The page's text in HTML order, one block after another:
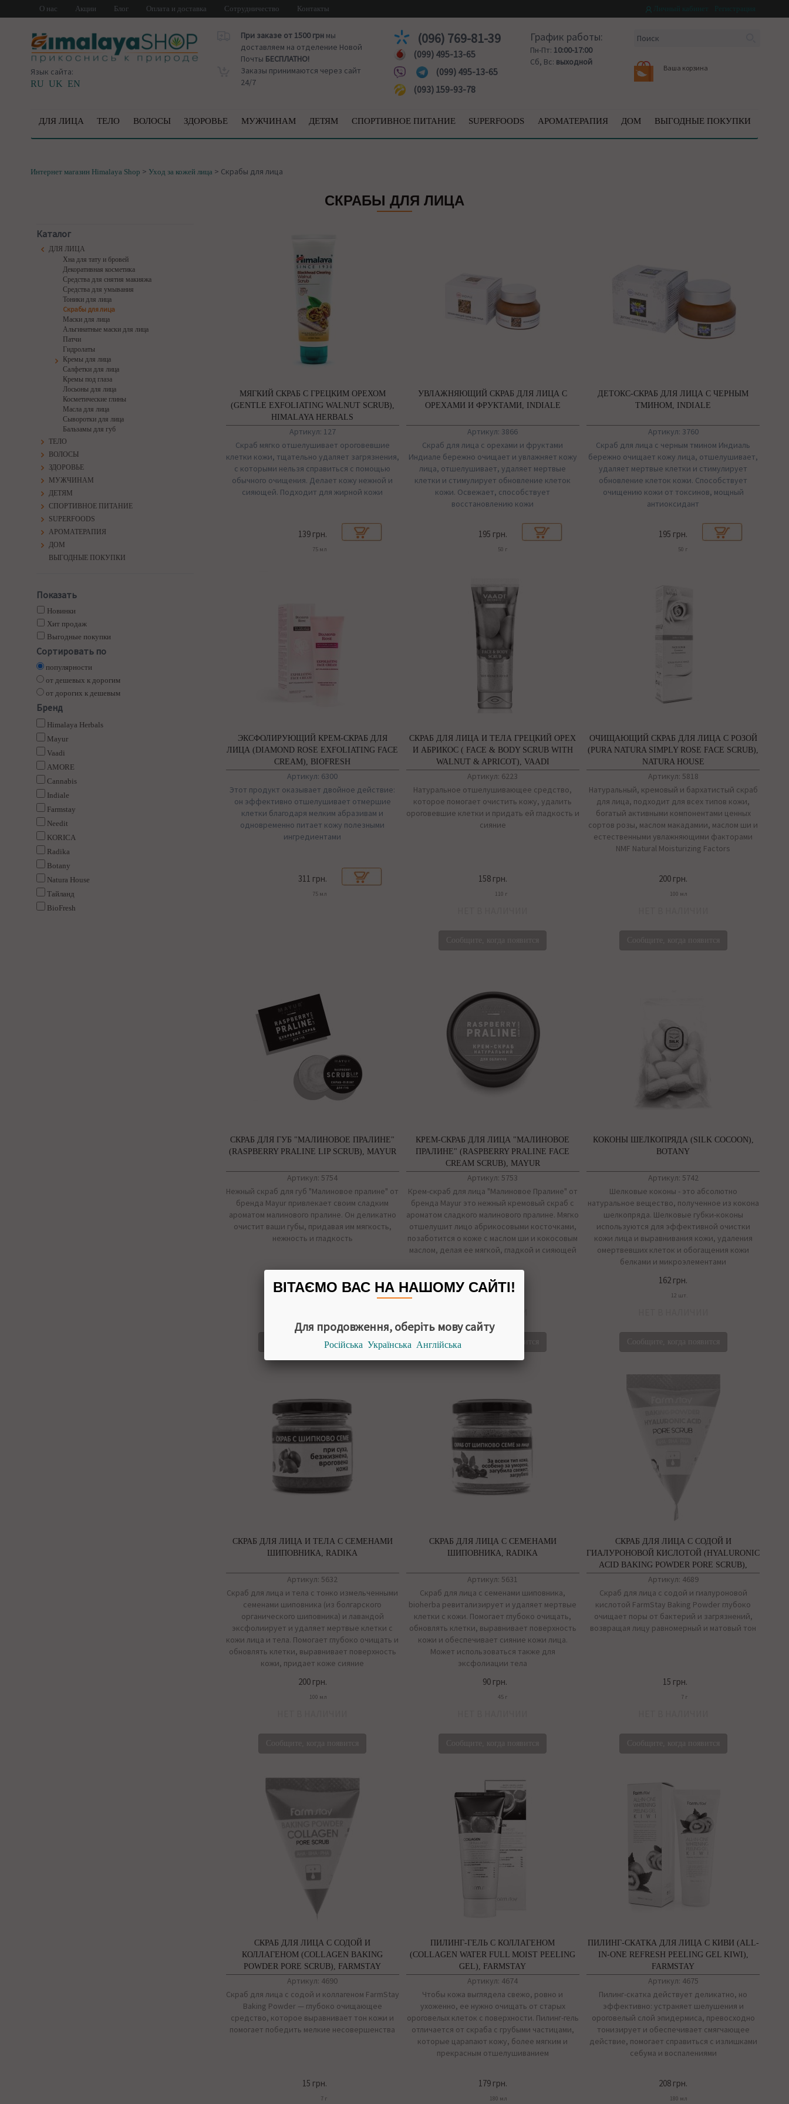
О нас Акции Блог Оплата и доставка Сотрудничество Контакты
Язык сайта:
RU UK EN
При заказе от 1500 грнмы
доставляем на отделение Новой
Почты БЕСПЛАТНО!
Заказы принимаются через сайт
24/7
(096) 769-81-39
(099) 495-13-65
(099) 495-13-65
(093) 159-93-78
График работы:
Пн-Пт: 10:00-17:00
Сб, Вс: выходной
Ваша корзина
ДЛЯ ЛИЦА ТЕЛО ВОЛОСЫ ЗДОРОВЬЕ МУЖЧИНАМ ДЕТЯМ СПОРТИВНОЕ ПИТАНИЕ SUPERFOODS АРОМАТЕРАПИЯ ДОМ ВЫГОДНЫЕ ПОКУПКИ
Интернет магазин Himalaya Shop > Уход за кожей лица > Скрабы для лица
СКРАБЫ ДЛЯ ЛИЦА
Каталог
ДЛЯ ЛИЦА
Хна для тату и бровей
Декоративная косметика
Средства для снятия макияжа
Средства для умывания
Тоники для лица
Скрабы для лица
Маски для лица
Альгинатные маски для лица
Патчи
Гидролаты
Кремы для лица
Салфетки для лица
Кремы под глаза
Лосьоны для лица
Косметические глины
Масла для лица
Сыворотки для лица
Бальзамы для губ
ТЕЛО
ВОЛОСЫ
ЗДОРОВЬЕ
МУЖЧИНАМ
ДЕТЯМ
СПОРТИВНОЕ ПИТАНИЕ
SUPERFOODS
АРОМАТЕРАПИЯ
ДОМ
ВЫГОДНЫЕ ПОКУПКИ
Показать
Новинки
Хит продаж
Выгодные покупки
Сортировать по
популярности
от дешевых к дорогим
от дорогих к дешевым
Бренд
Himalaya Herbals
Mayur
Vaadi
AMORE
Cannabis
Indiale
Farmstay
Needit
KORICA
Radika
Botany
Natura House
Тайланд
BioFresh
МЯГКИЙ СКРАБ С ГРЕЦКИМ ОРЕХОМ
(GENTLE EXFOLIATING WALNUT SCRUB),
HIMALAYA HERBALS
Артикул: 127
Скраб мягко отшелушивает ороговевшие
клетки кожи, тщательно удаляет загрязнения,
с которыми нельзя справиться с помощью
обычного очищения. Делает кожу нежной и
сияющей. Подходит для жирной кожи
139 грн.
75 мл
УВЛАЖНЯЮЩИЙ СКРАБ ДЛЯ ЛИЦА С
ОРЕХАМИ И ФРУКТАМИ, INDIALE
Артикул: 3866
Скраб для лица с орехами и фруктами
Индиале бережно очищает и увлажняет кожу
лица, отшелушивает, удаляет мертвые
клетки и стимулирует обновление клеток
кожи. Освежает, способствует
восстановлению кожи
195 грн.
50 г
ДЕТОКС-СКРАБ ДЛЯ ЛИЦА С ЧЕРНЫМ
ТМИНОМ, INDIALE
Артикул: 3760
Скраб для лица с черным тмином Индиаль
бережно очищает кожу лица, отшелушивает,
удаляет мертвые клетки и стимулирует
обновление клеток кожи. Способствует
очищению кожи от токсинов, мощный
антиоксидант
195 грн.
50 г
ЭКСФОЛИРУЮЩИЙ КРЕМ-СКРАБ ДЛЯ
ЛИЦА (DIAMOND ROSE EXFOLIATING FACE
CREAM), BIOFRESH
Артикул: 6300
Этот продукт оказывает двойное действие:
он эффективно отшелушивает отмершие
клетки благодаря мелким абразивам и
одновременно питает кожу полезными
ингредиентами
311 грн.
75 мл
СКРАБ ДЛЯ ЛИЦА И ТЕЛА ГРЕЦКИЙ ОРЕХ
И АБРИКОС ( FACE & BODY SCRUB WITH
WALNUT & APRICOT), VAADI
Артикул: 6223
Натуральное отшелушивающее средство,
которое помогает очистить кожу, удалить
ороговевшие клетки и придать ей гладкость и
сияние
158 грн.
110 г
ОЧИЩАЮЩИЙ СКРАБ ДЛЯ ЛИЦА С РОЗОЙ
(PURA NATURA SIMPLY ROSE FACE SCRUB),
NATURA HOUSE
Артикул: 5818
Натуральный, кремовый и бархатистый скраб
для лица, подходит для всех типов кожи,
богатый активными компонентами ценных
сортов розы, маслом макадамии, маслом ши и
естественными увлажняющими факторами
NMF Natural Moisturizing Factors
200 грн.
100 мл
СКРАБ ДЛЯ ГУБ "МАЛИНОВОЕ ПРАЛИНЕ"
(RASPBERRY PRALINE LIP SCRUB), MAYUR
Артикул: 5754
Нежный скраб для губ "Малиновое пралине" от
бренда Mayur привлекает своим сладким
ароматом малинового пралине. Он деликатно
очистит ваши губы, придавая им мягкость,
нежность и гладкость
64 грн.
Сообщите, когда появится
КРЕМ-СКРАБ ДЛЯ ЛИЦА "МАЛИНОВОЕ
ПРАЛИНЕ" (RASPBERRY PRALINE FACE
CREAM SCRUB), MAYUR
Артикул: 5753
Крем-скраб для лица "Малиновое Пралине" от
бренда Mayur это нежный кремовый скраб с
ароматом сладкого малинового пралине. Мягко
отшелушит лицо абрикосовыми косточками,
позаботится о коже с маслом ши и кокосовым
маслом, делая ее мягкой, гладкой и сияющей
112 грн.
Сообщите, когда появится
КОКОНЫ ШЕЛКОПРЯДА (SILK COCOON),
BOTANY
Артикул: 5742
Шелковые коконы - это абсолютно
натуральное вещество, полученное из кокона
шелкопряда. Шелковые губки-коконы
используются для эффективной очистки
кожи лица и выравнивания кожи, удаления
омертвевших клеток и обогащения кожи
белками и микроэлементами
162 грн.
12 шт.
СКРАБ ДЛЯ ЛИЦА И ТЕЛА С СЕМЕНАМИ
ШИПОВНИКА, RADIKA
Артикул: 5632
Скраб для лица и тела с тонко измельченными
семенами шиповника (из болгарского
органического шиповника) и лавандой
эксфолиирует и удаляет мертвые клетки с
кожи лица и тела. Помогает глубоко очищать и
обновлять клетки, выравнивает поверхность
кожи, придает коже сияние
200 грн.
100 мл
СКРАБ ДЛЯ ЛИЦА С СЕМЕНАМИ
ШИПОВНИКА, RADIKA
Артикул: 5631
Скраб для лица с семенами шиповника,
bioherba ревитализирует и удаляет мертвые
клетки с кожи. Помогает глубоко очищать,
обновлять клетки, выравнивает поверхность
кожи и обеспечивает сияние кожи лица.
Может использоваться также для
эксфолиации тела
90 грн.
45 г
СКРАБ ДЛЯ ЛИЦА С СОДОЙ И
ГИАЛУРОНОВОЙ КИСЛОТОЙ (HYALURONIC
ACID BAKING POWDER PORE SCRUB),
FARMSTAY
Артикул: 4689
Скраб для лица с содой и гиалуроновой
кислотой FarmStay Baking Powder глубоко
очищает поры от бактерий и загрязнений,
возвращая лицу равномерный и матовый тон
15 грн.
7 г
СКРАБ ДЛЯ ЛИЦА С СОДОЙ И
КОЛЛАГЕНОМ (COLLAGEN BAKING
POWDER PORE SCRUB), FARMSTAY
Артикул: 4690
Скраб для лица с содой и коллагеном FarmStay
Baking Powder — глубоко очищающее
средство, которое выравнивает тон кожи и
помогает победить мелкие несовершенства
15 грн.
7 г
ПИЛИНГ-ГЕЛЬ С КОЛЛАГЕНОМ
(COLLAGEN WATER FULL MOIST PEELING
GEL), FARMSTAY
Артикул: 4674
Чтобы кожа выглядела свежо, ровно и
ухоженно, ее нужно очищать от старых
ороговелых клеток с поверхности. Пилинг-гель
отличается от скраба с грубыми частицами,
которые царапают кожу, более мягким и
прекрасным отшелушиванием
179 грн.
180 мл
ПИЛИНГ-СКАТКА ДЛЯ ЛИЦА С КИВИ (ALL-
IN-ONE REFRESH PEELING GEL KIWI),
FARMSTAY
Артикул: 4675
Пилинг-скатка действует деликатно, но
эффективно: устраняет шелушения и
ороговелый слой эпидермиса, превосходно
тонизирует и обеспечивает смягчающее
действие, помогает справиться с излишками
себума и воспалениями
208 грн.
180 мл
ВІТАЄМО ВАС НА НАШОМУ САЙТІ!
Для продовження, оберіть мову сайту
Російська Українська Англійська